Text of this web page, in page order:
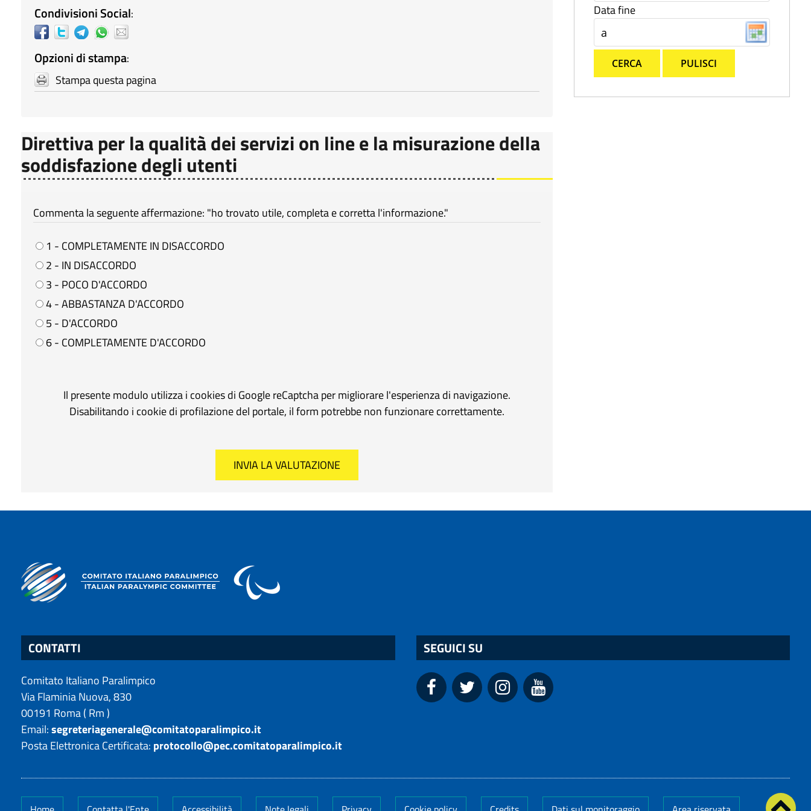
Condivisioni Social:
Opzioni di stampa:
Stampa questa pagina
Direttiva per la qualità dei servizi on line e la misurazione della
soddisfazione degli utenti
Commenta la seguente affermazione: "ho trovato utile, completa e corretta l'informazione."
1 - COMPLETAMENTE IN DISACCORDO
2 - IN DISACCORDO
3 - POCO D'ACCORDO
4 - ABBASTANZA D'ACCORDO
5 - D'ACCORDO
6 - COMPLETAMENTE D'ACCORDO
Il presente modulo utilizza i cookies di Google reCaptcha per migliorare l'esperienza di navigazione.
Disabilitando i cookie di profilazione del portale, il form potrebbe non funzionare correttamente.
Data fine
CERCA PULISCI
CONTATTI
Comitato Italiano Paralimpico
Via Flaminia Nuova, 830
00191 Roma( Rm)
Email:segreteriagenerale@comitatoparalimpico.it
Posta Elettronica Certificata: protocollo@pec.comitatoparalimpico.it
SEGUICI SU